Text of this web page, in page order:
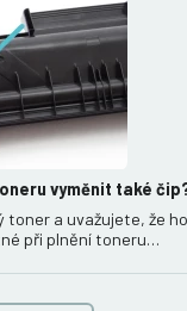
vyměnit také
toner a uvažujete, že
při plnění toneru…